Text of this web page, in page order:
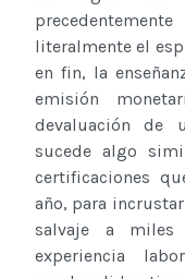
literalmente el
en fin, la
emisión
devaluación de
sucede algo
certificaciones
año, para
salvaje a miles
experiencia